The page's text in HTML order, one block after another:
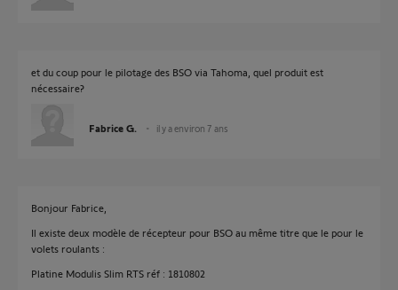
et du coup pour le pilotage des BSO via Tahoma, quel produit est
nécessaire?
Fabrice G. il y a environ 7 ans
Bonjour Fabrice,
Il existe deux modèle de récepteur pour BSO au même titre que le pour le
volets roulants :
Platine Modulis Slim RTS réf : 1810802